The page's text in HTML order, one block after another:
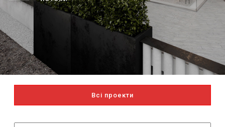
Всі проекти